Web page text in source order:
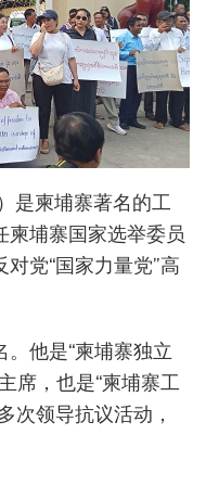
是柬埔寨著名的工
柬埔寨国家选举委员
党“国家力量党”高
他是“柬埔寨独立
席，也是“柬埔寨工
次领导抗议活动，